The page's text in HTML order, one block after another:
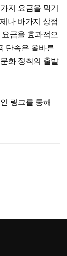
지 요금을 막기
나 바가지 상점
금을 효과적으
단속은 올바른
화 정착의 출발
링크를 통해